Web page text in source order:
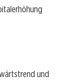
und